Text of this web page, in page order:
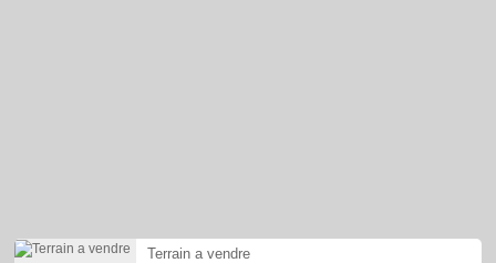
Terrain a vendre